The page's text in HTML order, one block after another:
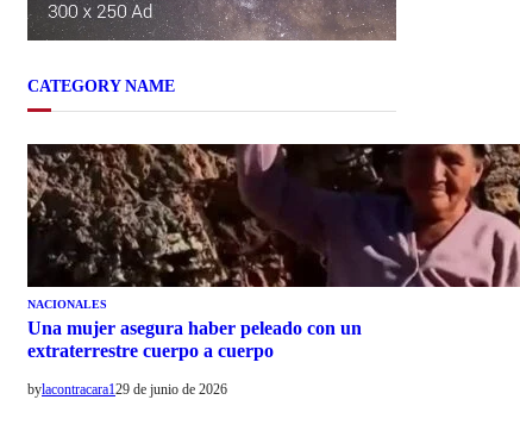
CATEGORY NAME
NACIONALES
Una mujer asegura haber peleado con un
extraterrestre cuerpo a cuerpo
bylacontracara129 de junio de 2026